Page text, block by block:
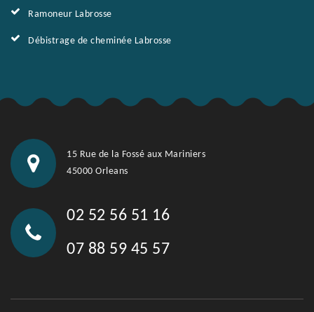
Ramoneur Labrosse
Débistrage de cheminée Labrosse
15 Rue de la Fossé aux Mariniers
45000 Orleans
02 52 56 51 16
07 88 59 45 57